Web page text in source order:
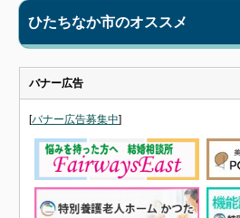
ひたちなか市のオススメ
バナー広告
[バナー広告募集中]